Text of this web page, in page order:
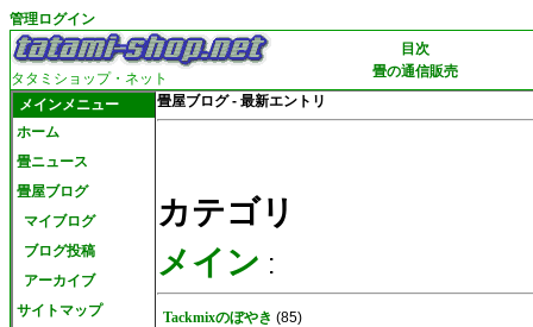
管理ログイン
タタミショップ・ネット
目次
畳の通信販売
メインメニュー
ホーム
畳ニュース
畳屋ブログ
マイブログ
ブログ投稿
アーカイブ
サイトマップ
畳屋ブログ - 最新エントリ
カテゴリ
メイン :
Tackmixのぼやき (85)